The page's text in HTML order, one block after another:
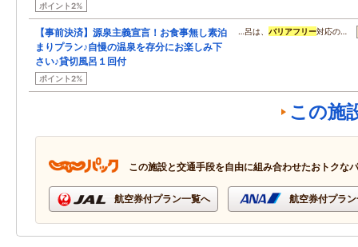
ポイント2%
【事前決済】源泉主義宣言！お食事無し素泊
まりプラン♪自慢の温泉を存分にお楽しみ下
さい♪貸切風呂１回付
ポイント2%
…呂は、 バリアフリー対応の…
この施
この施設と交通手段を自由に組み合わせたおトクな
航空券付プラン一覧へ 航空券付プラ